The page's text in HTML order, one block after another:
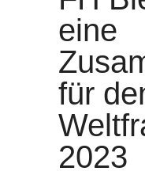
eine
für
2023